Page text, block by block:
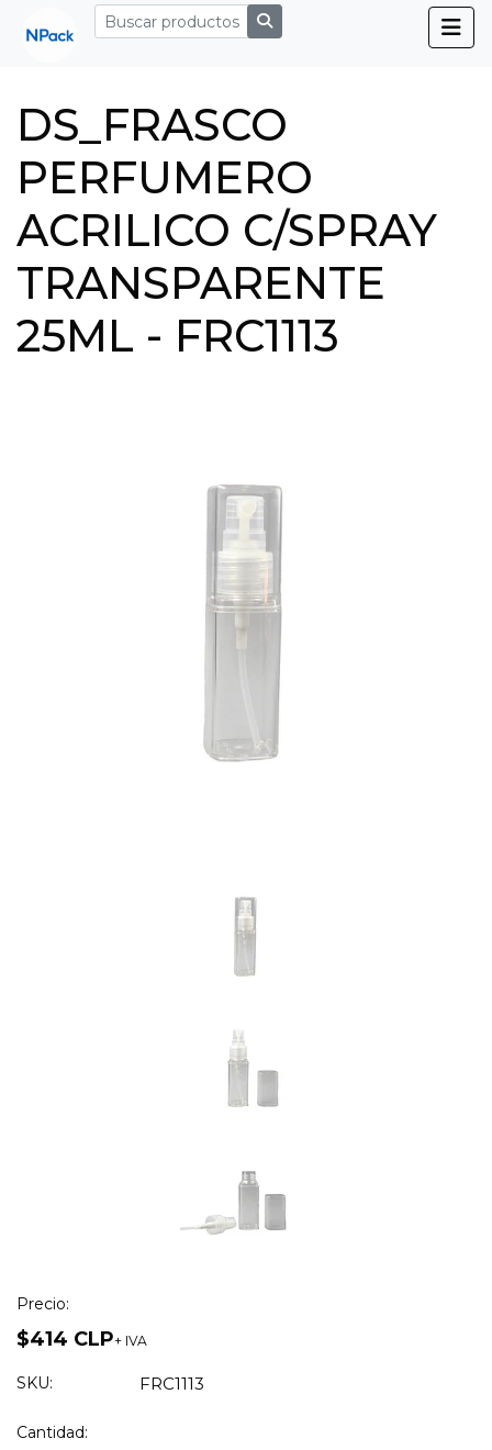
DS_FRASCO
PERFUMERO
ACRILICO C/SPRAY
TRANSPARENTE
25ML - FRC1113
Precio:
$414 CLP+ IVA
SKU: FRC1113
Cantidad: